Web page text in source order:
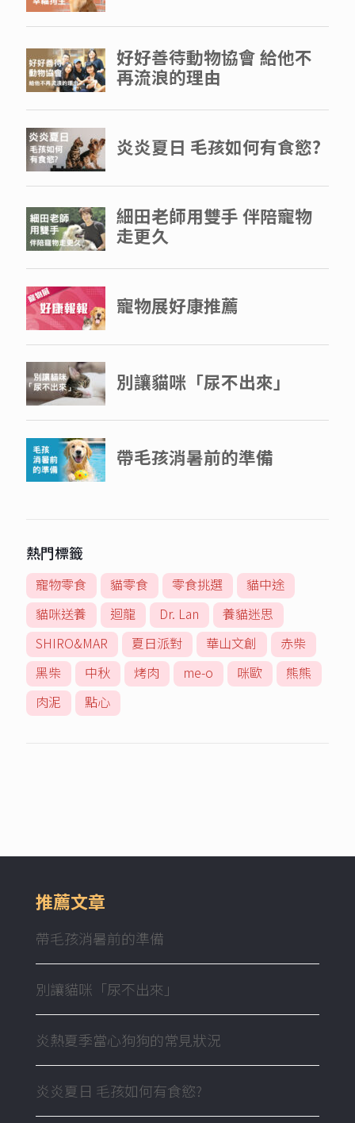
熱門標籤
寵物零食 貓零食 零食挑選
貓中途
貓咪送養
迴龍 Dr. Lan
養貓迷思
SHIRO&MAR
夏日派對 華山文創
赤柴
黑柴
中秋 烤肉 me-o 咪歐
熊熊
肉泥
點心
推薦文章
帶毛孩消暑前的準備
別讓貓咪「尿不出來」
炎熱夏季當心狗狗的常見狀況
炎炎夏日 毛孩如何有食慾?